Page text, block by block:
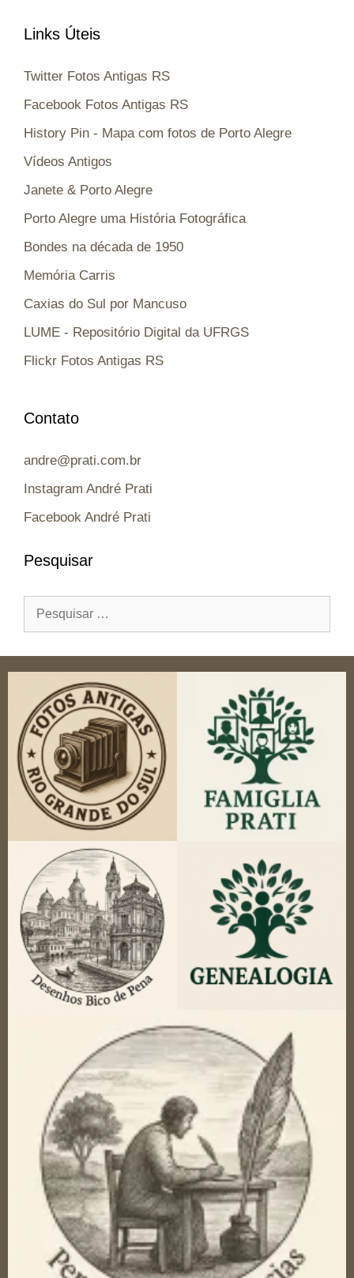
Links Úteis
Twitter Fotos Antigas RS
Facebook Fotos Antigas RS
History Pin - Mapa com fotos de Porto Alegre
Vídeos Antigos
Janete & Porto Alegre
Porto Alegre uma História Fotográfica
Bondes na década de 1950
Memória Carris
Caxias do Sul por Mancuso
LUME - Repositório Digital da UFRGS
Flickr Fotos Antigas RS
Contato
andre@prati.com.br
Instagram André Prati
Facebook André Prati
Pesquisar
por: